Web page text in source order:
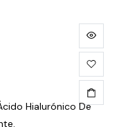
Hialurónico De